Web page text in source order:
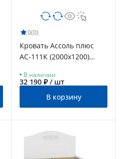
0(0)
Кровать Ассоль плюс
АС-111К (2000х1200)
В наличии
32 190 ₽ / шт
В корзину